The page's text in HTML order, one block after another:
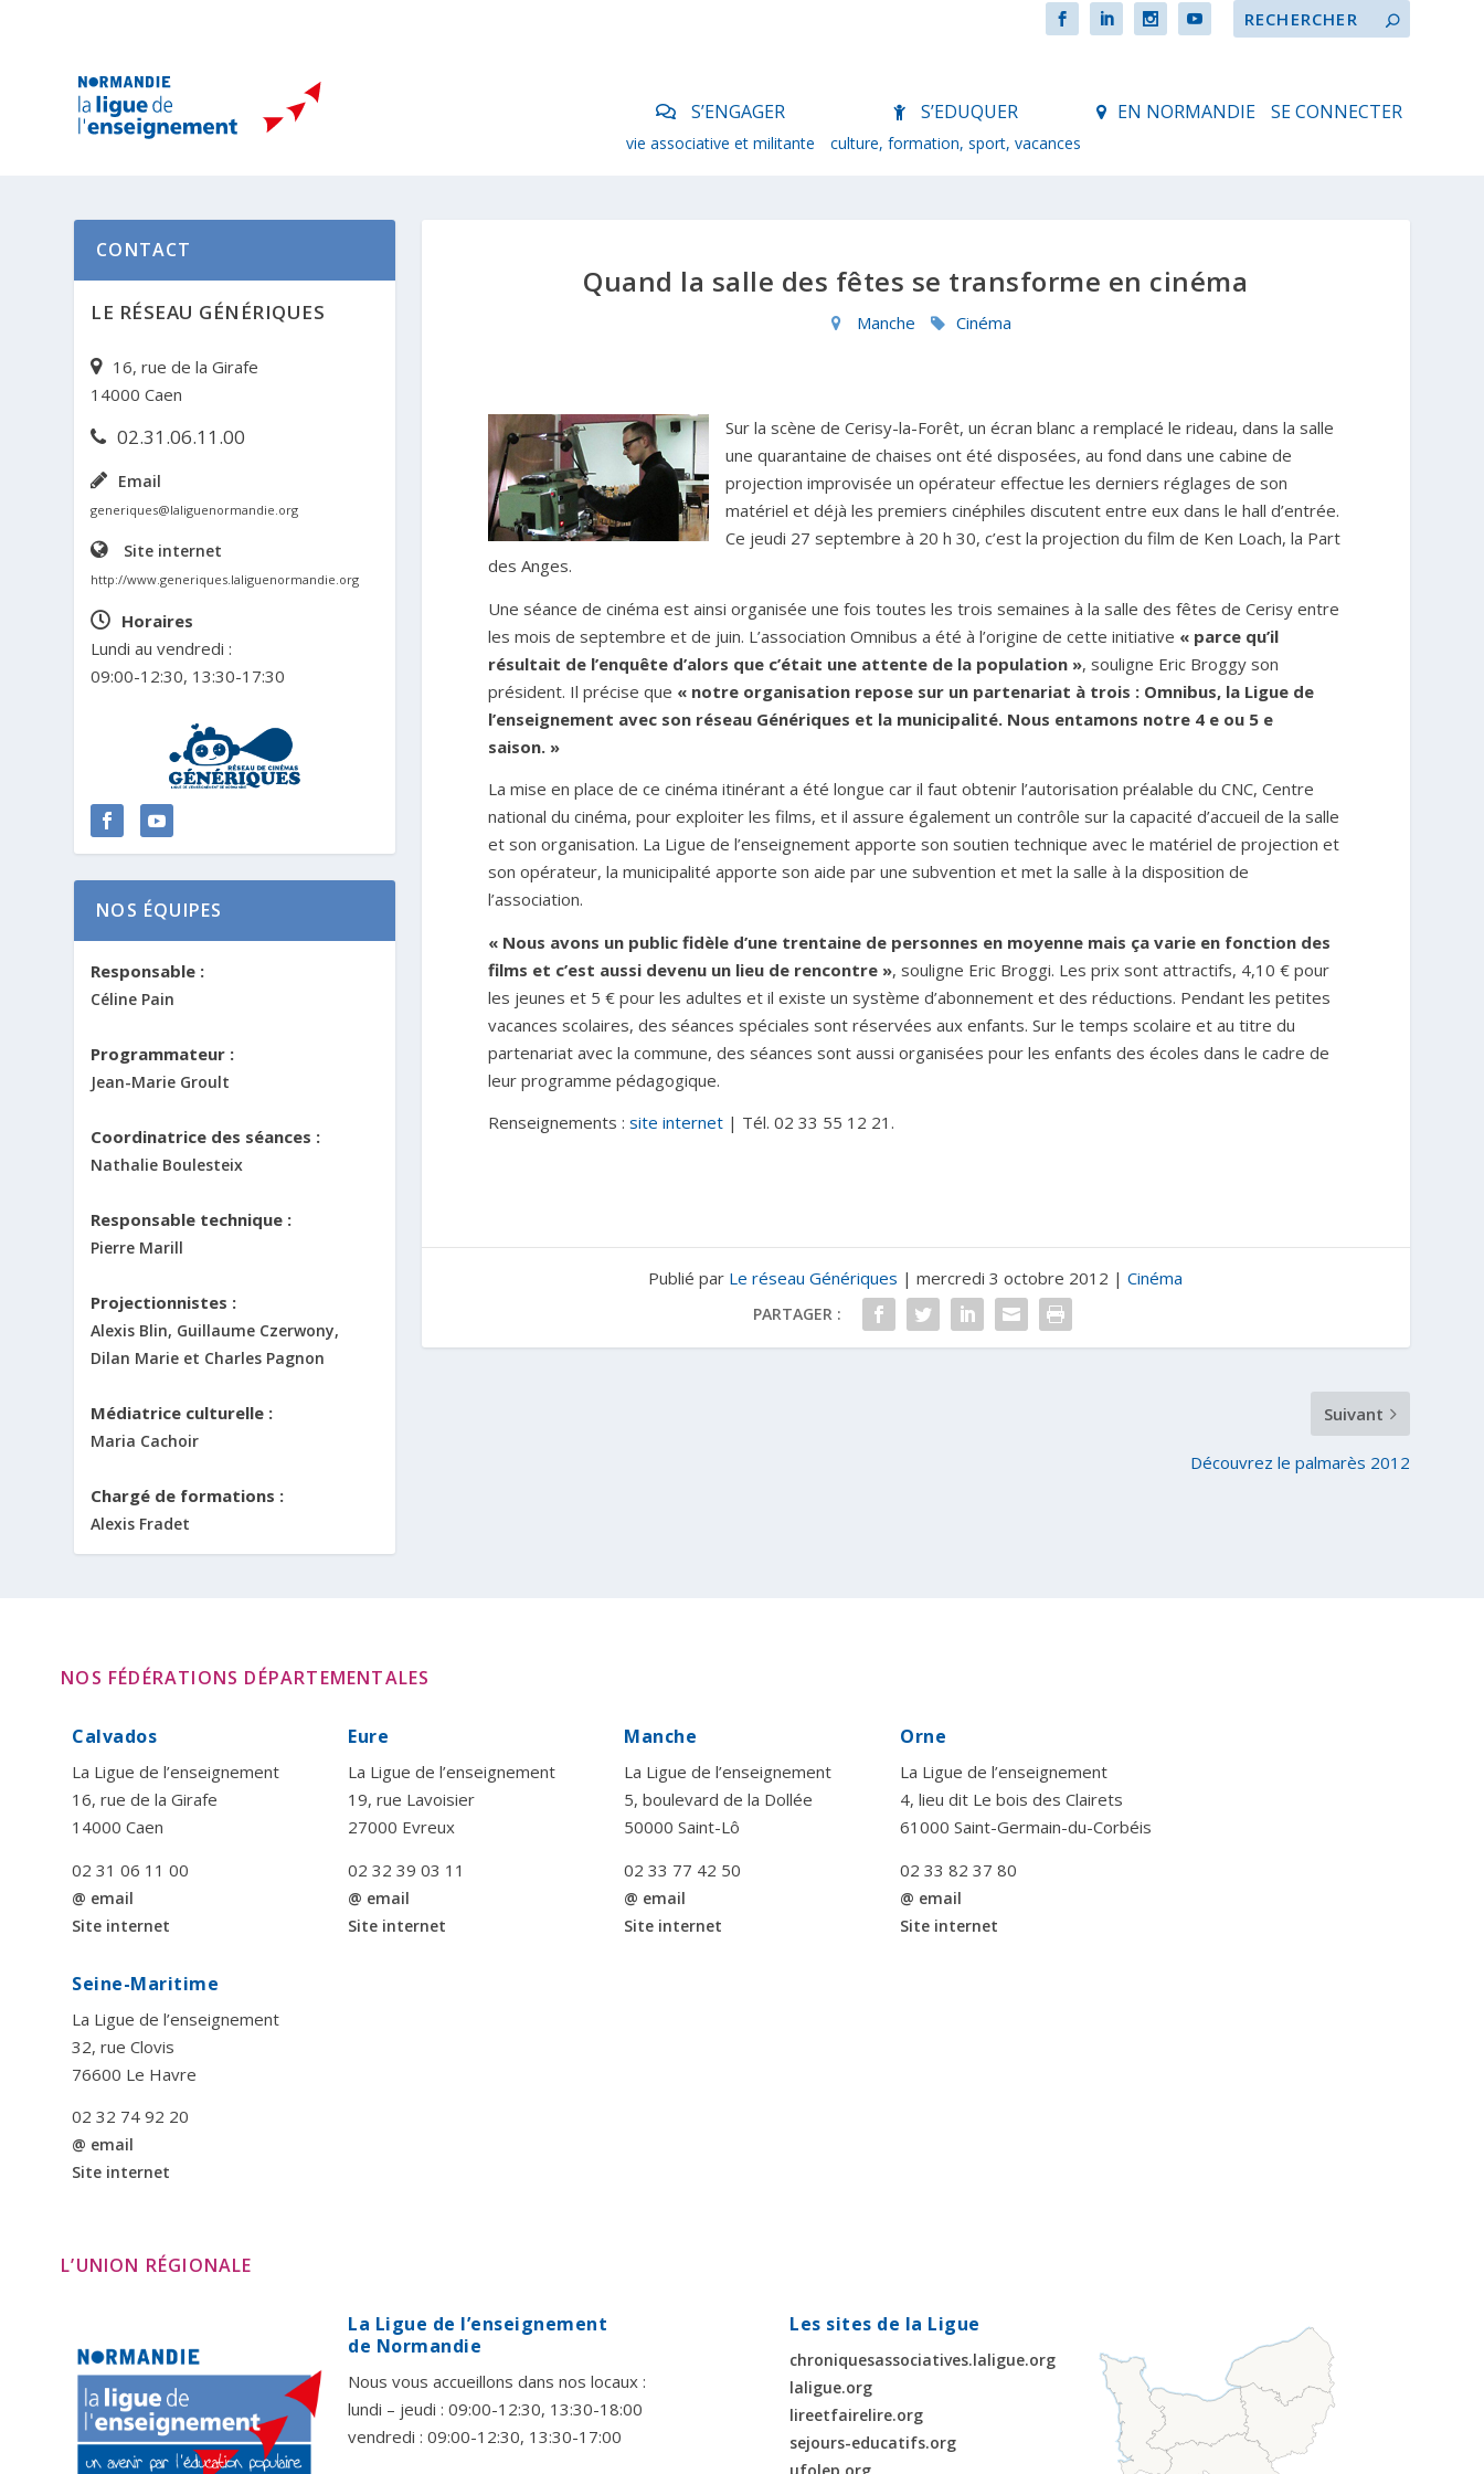
S’ENGAGER
vie associative et militante
S’EDUQUER
culture, formation, sport, vacances
EN NORMANDIE SE CONNECTER
Quand la salle des fêtes se transforme en cinéma
Manche Cinéma
Sur la scène de Cerisy-la-Forêt, un écran blanc a remplacé le rideau, dans la salle
une quarantaine de chaises ont été disposées, au fond dans une cabine de
projection improvisée un opérateur effectue les derniers réglages de son
matériel et déjà les premiers cinéphiles discutent entre eux dans le hall d’entrée.
Ce jeudi 27 septembre à 20 h 30, c’est la projection du film de Ken Loach, la Part
des Anges.
Une séance de cinéma est ainsi organisée une fois toutes les trois semaines à la salle des fêtes de Cerisy entre
les mois de septembre et de juin. L’association Omnibus a été à l’origine de cette initiative « parce qu’il
résultait de l’enquête d’alors que c’était une attente de la population », souligne Eric Broggy son
président. Il précise que « notre organisation repose sur un partenariat à trois : Omnibus, la Ligue de
l’enseignement avec son réseau Génériques et la municipalité. Nous entamons notre 4 e ou 5 e
saison. »
La mise en place de ce cinéma itinérant a été longue car il faut obtenir l’autorisation préalable du CNC, Centre
national du cinéma, pour exploiter les films, et il assure également un contrôle sur la capacité d’accueil de la salle
et son organisation. La Ligue de l’enseignement apporte son soutien technique avec le matériel de projection et
son opérateur, la municipalité apporte son aide par une subvention et met la salle à la disposition de
l’association.
« Nous avons un public fidèle d’une trentaine de personnes en moyenne mais ça varie en fonction des
films et c’est aussi devenu un lieu de rencontre », souligne Eric Broggi. Les prix sont attractifs, 4,10 € pour
les jeunes et 5 € pour les adultes et il existe un système d’abonnement et des réductions. Pendant les petites
vacances scolaires, des séances spéciales sont réservées aux enfants. Sur le temps scolaire et au titre du
partenariat avec la commune, des séances sont aussi organisées pour les enfants des écoles dans le cadre de
leur programme pédagogique.
Renseignements : site internet| Tél. 02 33 55 12 21.
Publié par Le réseau Génériques |mercredi 3 octobre 2012 |Cinéma
PARTAGER :
Suivant
Découvrez le palmarès 2012
CONTACT
LE RÉSEAU GÉNÉRIQUES
16, rue de la Girafe
14000 Caen
02.31.06.11.00
Email
generiques@laliguenormandie.org
Site internet
http://www.generiques.laliguenormandie.org
Horaires
Lundi au vendredi :
09:00-12:30, 13:30-17:30
NOS ÉQUIPES
Responsable :
Céline Pain
Programmateur :
Jean-Marie Groult
Coordinatrice des séances :
Nathalie Boulesteix
Responsable technique :
Pierre Marill
Projectionnistes :
Alexis Blin, Guillaume Czerwony,
Dilan Marie et Charles Pagnon
Médiatrice culturelle :
Maria Cachoir
Chargé de formations :
Alexis Fradet
NOS FÉDÉRATIONS DÉPARTEMENTALES
Calvados
La Ligue de l’enseignement
16, rue de la Girafe
14000 Caen
02 31 06 11 00
@ email
Site internet
Eure
La Ligue de l’enseignement
19, rue Lavoisier
27000 Evreux
02 32 39 03 11
@ email
Site internet
Manche
La Ligue de l’enseignement
5, boulevard de la Dollée
50000 Saint-Lô
02 33 77 42 50
@ email
Site internet
Orne
La Ligue de l’enseignement
4, lieu dit Le bois des Clairets
61000 Saint-Germain-du-Corbéis
02 33 82 37 80
@ email
Site internet
Seine-Maritime
La Ligue de l’enseignement
32, rue Clovis
76600 Le Havre
02 32 74 92 20
@ email
Site internet
L’UNION RÉGIONALE
La Ligue de l’enseignement
de Normandie
Nous vous accueillons dans nos locaux :
lundi – jeudi : 09:00-12:30, 13:30-18:00
vendredi : 09:00-12:30, 13:30-17:00
Les sites de la Ligue
chroniquesassociatives.laligue.org
laligue.org
lireetfairelire.org
sejours-educatifs.org